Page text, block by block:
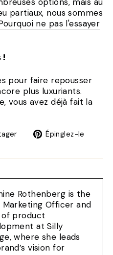
partiaux, nous sommes
ne pas l'essayer
!
pour faire repousser
plus luxuriants.
vous avez déjà fait la
TweetÉpinglez-le
Rothenberg is the
Marketing Officer and
of product
at Silly
where she leads
vision for